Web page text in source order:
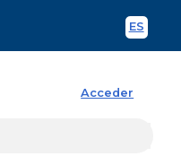
ES
Acceder